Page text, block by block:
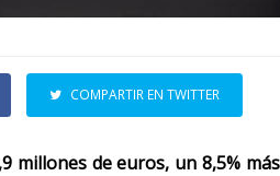
COMPARTIR EN TWITTER
millones de euros, un 8,5% más